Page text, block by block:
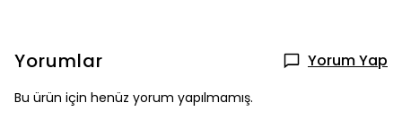
Yorumlar Yorum Yap
Bu ürün için henüz yorum yapılmamış.